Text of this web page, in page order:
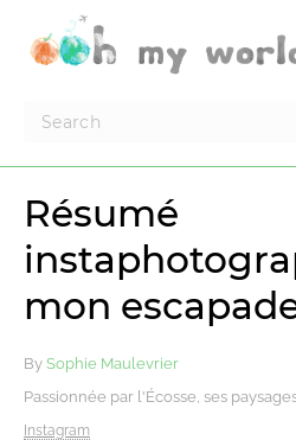
Résumé
mon
By Sophie Maulevrier
Passionnée par l'Écosse, ses
Instagram